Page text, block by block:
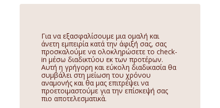
Για να εξασφαλίσουμε μια ομαλή και
άνετη εμπειρία κατά την άφιξή σας, σας
προσκαλούμε να ολοκληρώσετε το check-
in μέσω διαδικτύου εκ των προτέρων.
Αυτή η γρήγορη και εύκολη διαδικασία θα
συμβάλει στη μείωση του χρόνου
αναμονής και θα μας επιτρέψει να
προετοιμαστούμε για την επίσκεψή σας
πιο αποτελεσματικά.